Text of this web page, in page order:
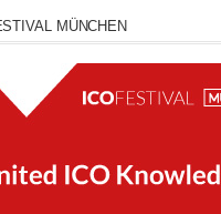
MÜNCHEN